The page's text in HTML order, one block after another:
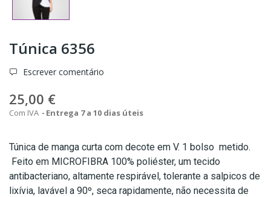
Túnica 6356
Escrever comentário
25,00 €
Com IVA Entrega 7 a 10 dias úteis
Túnica de manga curta com decote em V. 1 bolso metido.
Feito em MICROFIBRA 100% poliéster, um tecido
antibacteriano, altamente respirável, tolerante a salpicos de
lixívia, lavável a 90º, seca rapidamente, não necessita de